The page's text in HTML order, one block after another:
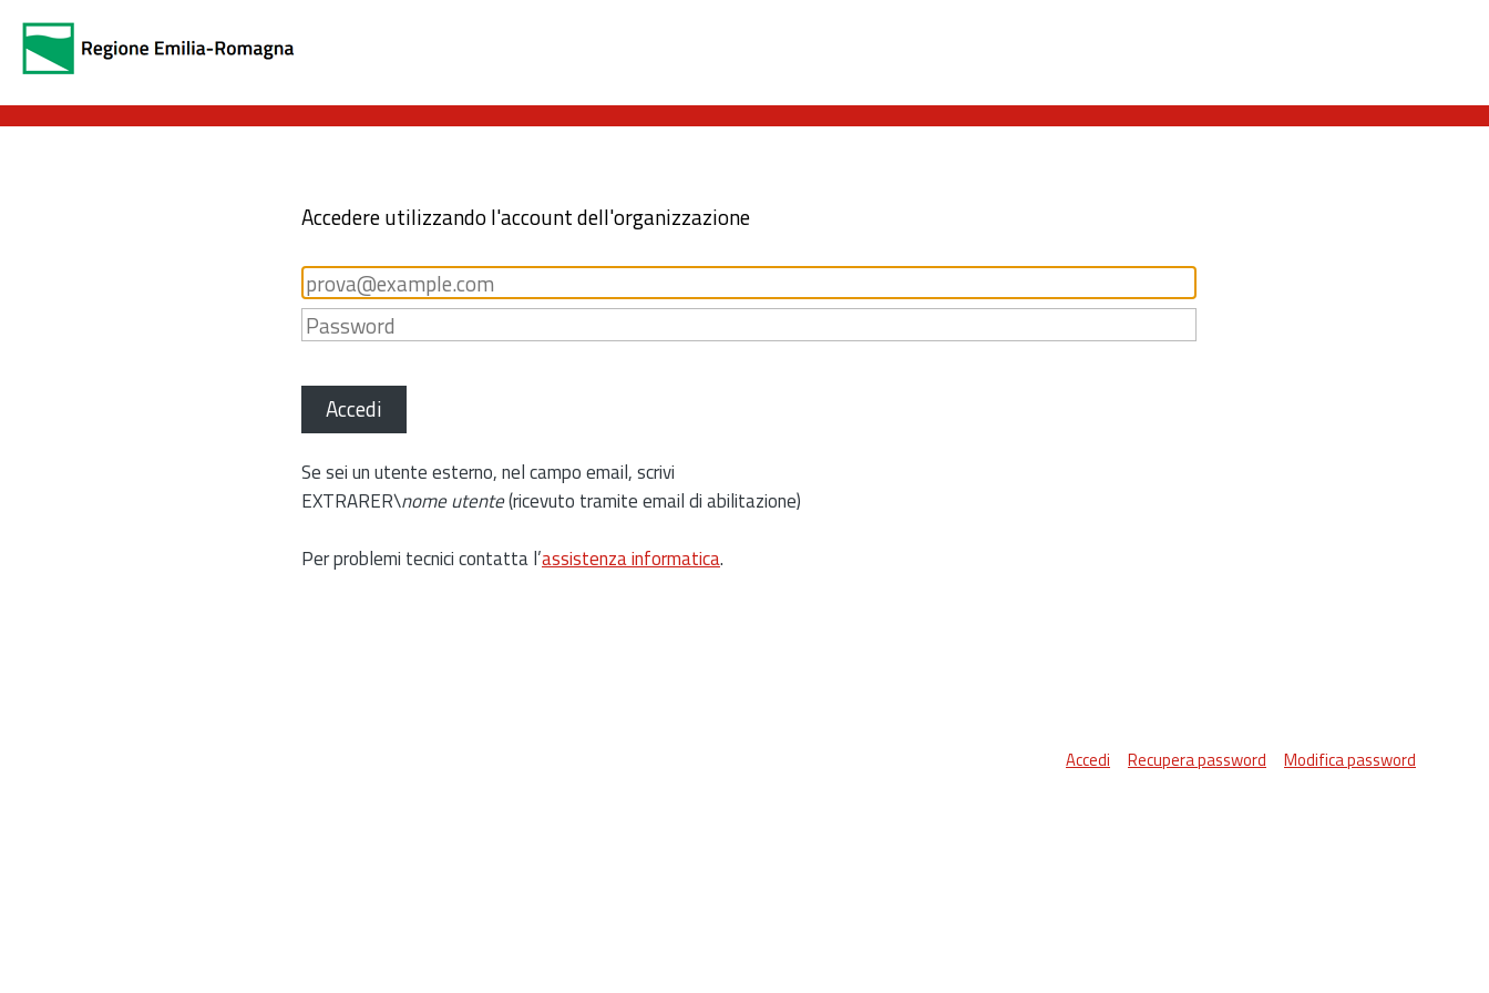
Accedere utilizzando l'account dell'organizzazione
Accedi
Se sei un utente esterno, nel campo email, scrivi
EXTRARER\nome utente(ricevuto tramite email di abilitazione)
Per problemi tecnici contatta l’assistenza informatica.
Accedi Recupera password Modifica password